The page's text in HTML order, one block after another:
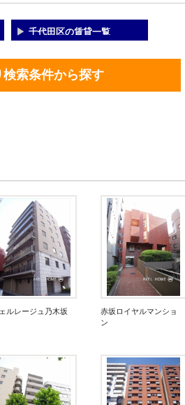
千代田区の賃貸一覧
検索条件から探す
ルレージュ乃木坂
赤坂ロイヤルマンショ
ン